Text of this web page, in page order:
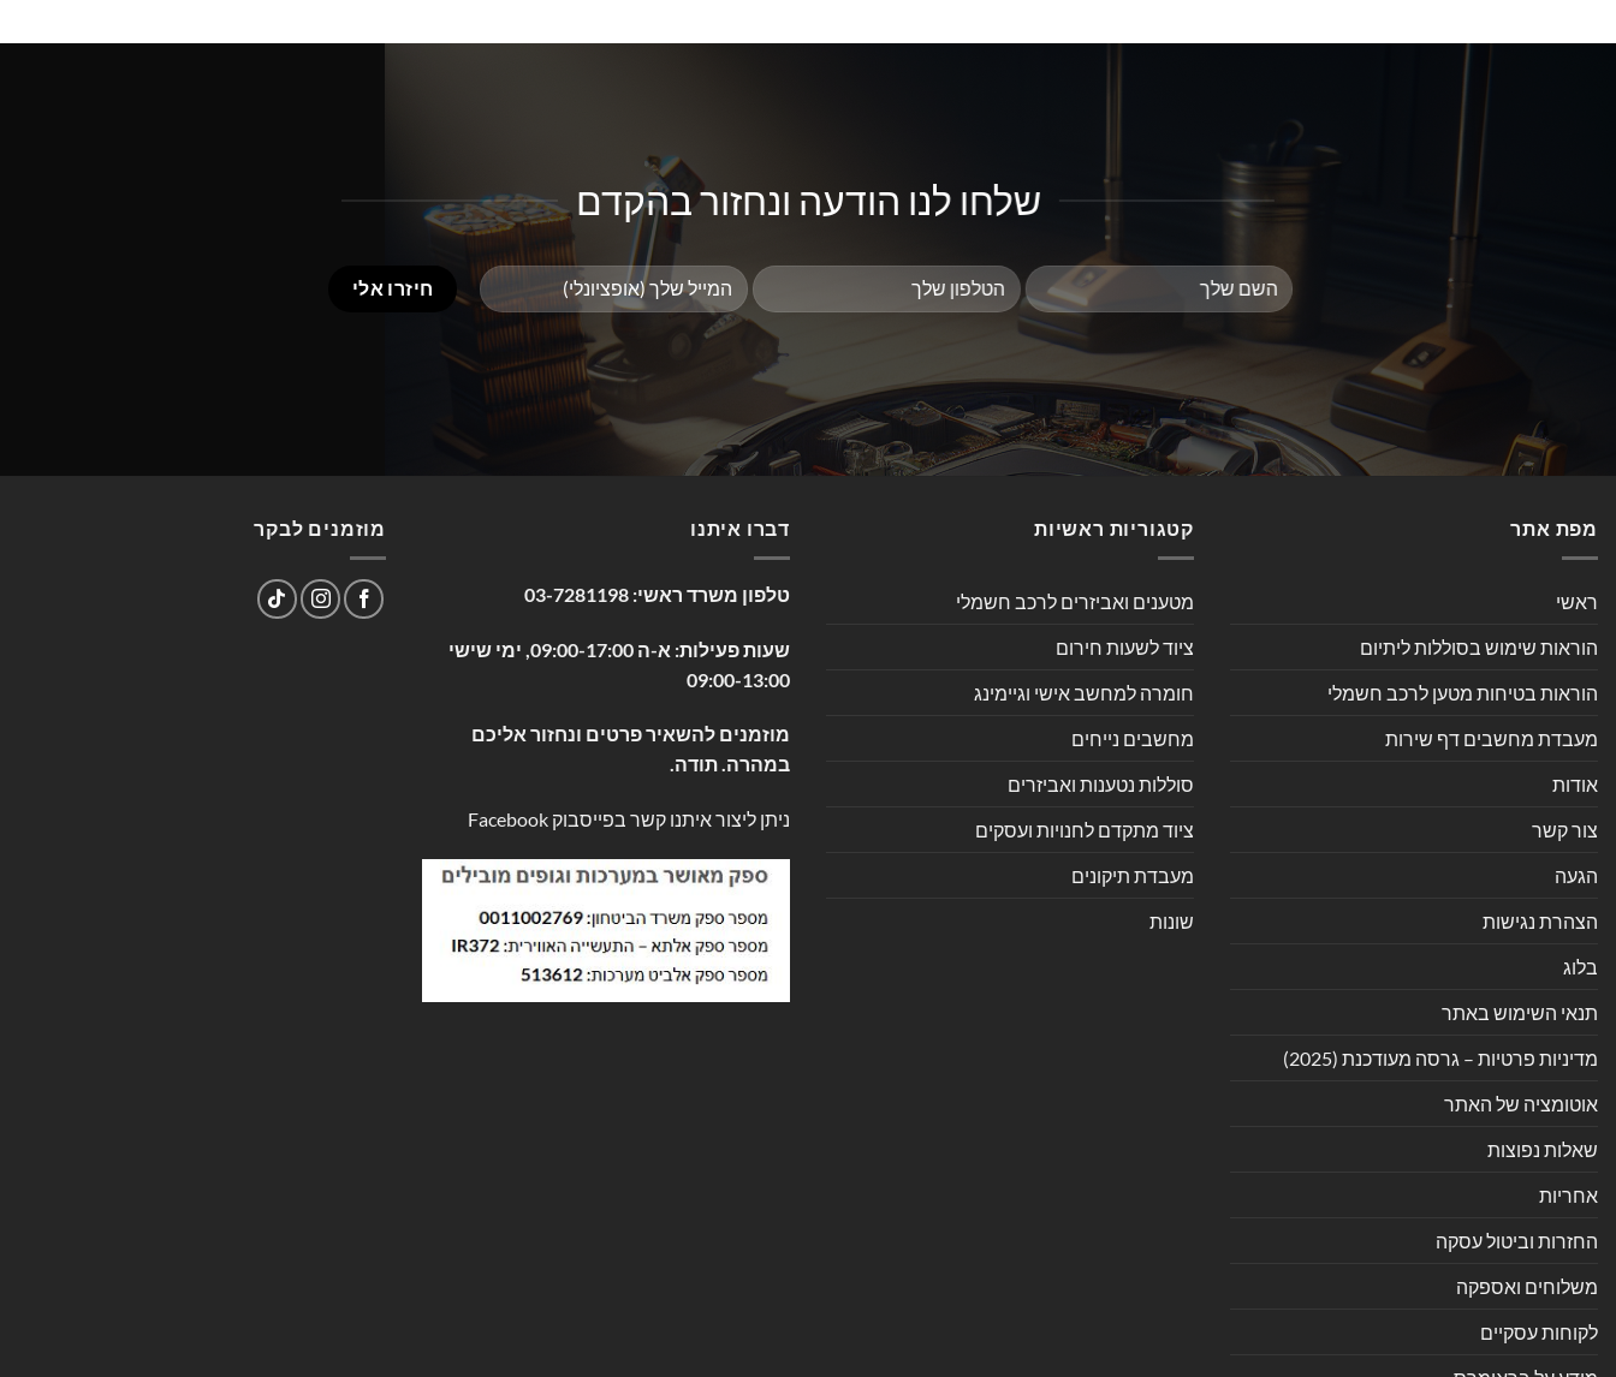
שלחו לנו הודעה ונחזור בהקדם
מפת אתר
ראשי
הוראות שימוש בסוללות ליתיום
הוראות בטיחות מטען לרכב חשמלי
מעבדת מחשבים דף שירות
אודות
צור קשר
הגעה
הצהרת נגישות
בלוג
תנאי השימוש באתר
מדיניות פרטיות – גרסה מעודכנת (2025)
אוטומציה של האתר
שאלות נפוצות
אחריות
החזרות וביטול עסקה
משלוחים ואספקה
לקוחות עסקיים
קטגוריות ראשיות
מטענים ואביזרים לרכב חשמלי
ציוד לשעות חירום
חומרה למחשב אישי וגיימינג
מחשבים נייחים
סוללות נטענות ואביזרים
ציוד מתקדם לחנויות ועסקים
מעבדת תיקונים
שונות
דברו איתנו
טלפון משרד ראשי: 03-7281198
שעות פעילות: א-ה 09:00-17:00, ימי שישי
09:00-13:00
מוזמנים להשאיר פרטים ונחזור אליכם
במהרה. תודה.
ניתן ליצור איתנו קשר בפייסבוק Facebook
מוזמנים לבקר